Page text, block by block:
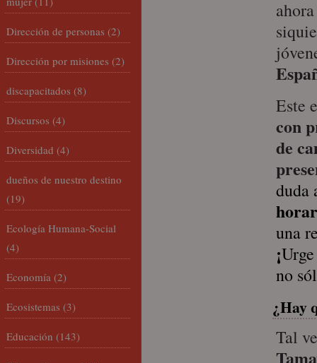
Este
con
de
duda
una
¡
no
¿Hay
Tal
Dirección de personas (2)
Dirección por misiones (2)
discapacitados (8)
Discursos (4)
Diversidad (4)
dueños de nuestro destino
(19)
Ecología Humana-Social
(4)
Economía (2)
Ecosistemas (3)
Educación (143)